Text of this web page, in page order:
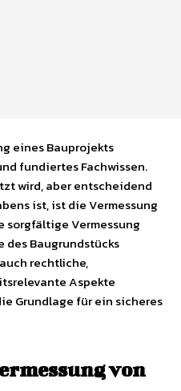
eines Bauprojekts
fundiertes Fachwissen.
wird, aber entscheidend
ist, ist die Vermessung
sorgfältige Vermessung
des Baugrundstücks
rechtliche,
Aspekte
Grundlage für ein sicheres
von